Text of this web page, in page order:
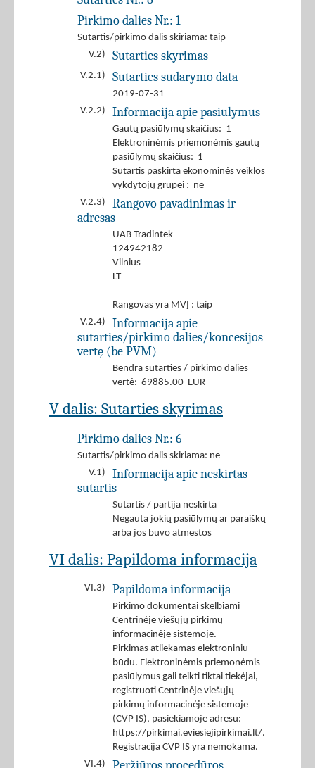
Pirkimo dalies Nr.: 1
Sutartis/pirkimo dalis skiriama: taip
V.2)
Sutarties skyrimas
V.2.1) Sutarties sudarymo data
2019-07-31
V.2.2)
Informacija apie pasiūlymus
Gautų pasiūlymų skaičius: 1
Elektroninėmis priemonėmis gautų
pasiūlymų skaičius: 1
Sutartis paskirta ekonominės veiklos
vykdytojų grupei : ne
V.2.3)
Rangovo pavadinimas ir
adresas
UAB Tradintek
124942182
Vilnius
LT
Rangovas yra MVĮ : taip
V.2.4)
Informacija apie
sutarties/pirkimo dalies/koncesijos
vertę (be PVM)
Bendra sutarties / pirkimo dalies
vertė: 69885.00 EUR
V dalis: Sutarties skyrimas
Pirkimo dalies Nr.: 6
Sutartis/pirkimo dalis skiriama: ne
V.1)
Informacija apie neskirtas
sutartis
Sutartis / partija neskirta
Negauta jokių pasiūlymų ar paraiškų
arba jos buvo atmestos
VI dalis: Papildoma informacija
VI.3) Papildoma informacija
Pirkimo dokumentai skelbiami
Centrinėje viešųjų pirkimų
informacinėje sistemoje.
Pirkimas atliekamas elektroniniu
būdu. Elektroninėmis priemonėmis
pasiūlymus gali teikti tiktai tiekėjai,
registruoti Centrinėje viešųjų
pirkimų informacinėje sistemoje
(CVP IS), pasiekiamoje adresu:
https://pirkimai.eviesiejipirkimai.lt/.
Registracija CVP IS yra nemokama.
VI.4)